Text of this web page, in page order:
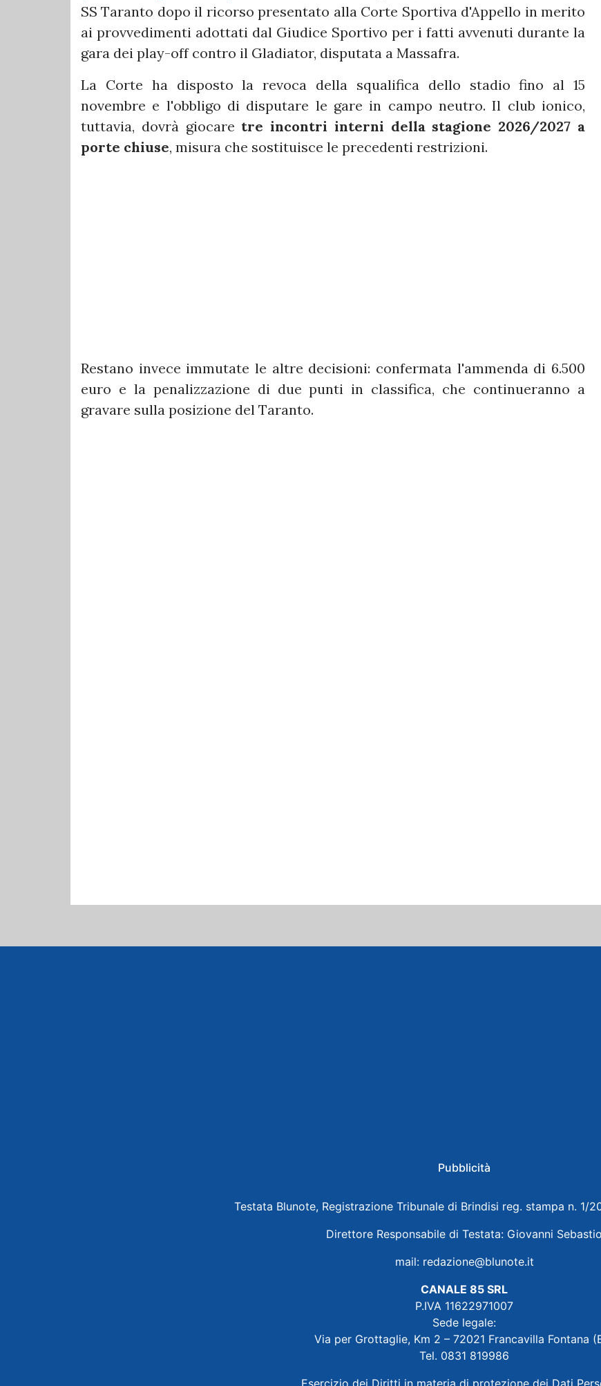
SS Taranto dopo il ricorso presentato alla Corte Sportiva d'Appello in merito
ai provvedimenti adottati dal Giudice Sportivo per i fatti avvenuti durante la
gara dei play-off contro il Gladiator, disputata a Massafra.
La Corte ha disposto la revoca della squalifica dello stadio fino al 15
novembre e l'obbligo di disputare le gare in campo neutro. Il club ionico,
tuttavia, dovrà giocare tre incontri interni della stagione 2026/2027 a
porte chiuse, misura che sostituisce le precedenti restrizioni.
Restano invece immutate le altre decisioni: confermata l'ammenda di 6.500
euro e la penalizzazione di due punti in classifica, che continueranno a
gravare sulla posizione del Taranto.
Pubblicità
Testata Blunote, Registrazione Tribunale di Brindisi reg. stampa n. 1/
Direttore Responsabile di Testata: Giovanni Sebastio
mail: redazione@blunote.it
CANALE 85 SRL
P.IVA 11622971007
Sede legale:
Via per Grottaglie, Km 2 – 72021 Francavilla Fontana
Tel. 0831 819986
Esercizio dei Diritti in materia di protezione dei Dati